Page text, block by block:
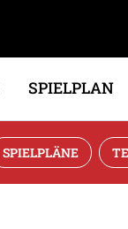
SPIELPLAN
SPIELPLÄNE